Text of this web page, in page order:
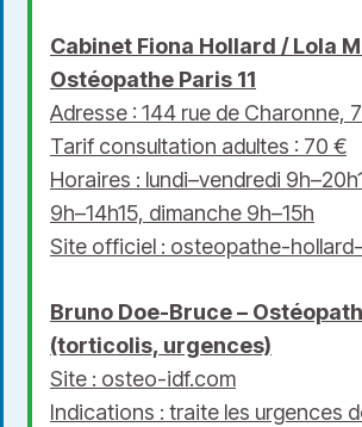
Cabinet Fiona Hollard / Lola
Ostéopathe Paris 11
Adresse : 144 rue de Charonne,
Tarif consultation adultes : 70 €
Horaires : lundi–vendredi
9h–14h15, dimanche 9h–15h
Site officiel : osteopathe-
Bruno Doe-Bruce –
(torticolis, urgences)
Site : osteo-idf.com
Indications : traite les urgences